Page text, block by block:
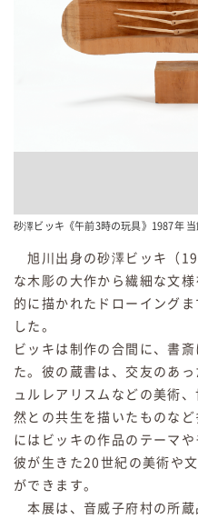
砂澤ビッキ《午前3時の玩具》1987年
旭川出身の砂澤ビッキ（
な木彫の大作から繊細な文
的に描かれたドローイング
した。
ビッキは制作の合間に、書
た。彼の蔵書は、交友のあ
ュルレアリスムなどの美術
然との共生を描いたものな
にはビッキの作品のテーマ
彼が生きた20世紀の美術や
ができます。
本展は、音威子府村の所